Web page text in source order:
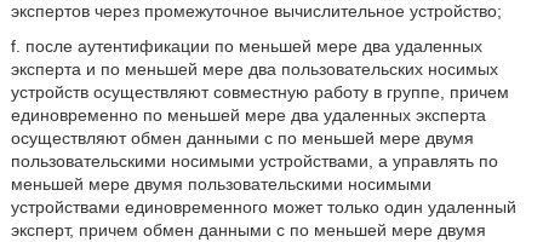
экспертов через промежуточное вычислительное устройство;
f. после аутентификации по меньшей мере два удаленных
эксперта и по меньшей мере два пользовательских носимых
устройств осуществляют совместную работу в группе, причем
единовременно по меньшей мере два удаленных эксперта
осуществляют обмен данными с по меньшей мере двумя
пользовательскими носимыми устройствами, а управлять по
меньшей мере двумя пользовательскими носимыми
устройствами единовременного может только один удаленный
эксперт, причем обмен данными с по меньшей мере двумя